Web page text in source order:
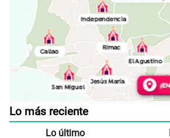
Lo más reciente
Lo último